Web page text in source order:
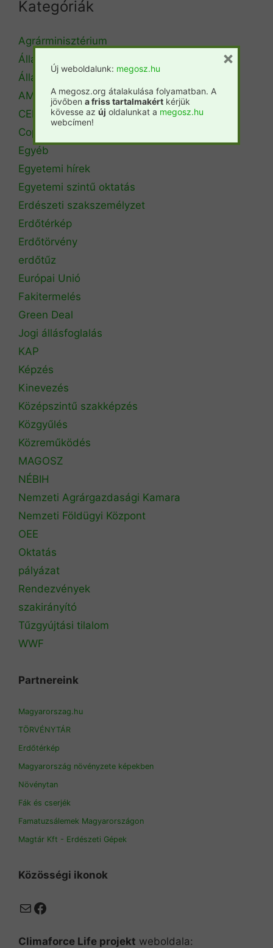
Kategóriák
Agrárminisztérium
Állásbörze
Álláshirdetés
AM Erdőrendezési Főosztály
CEPF
Copa Cogeca
Egyéb
Egyetemi hírek
Egyetemi szintű oktatás
Erdészeti szakszemélyzet
Erdőtérkép
Erdőtörvény
erdőtűz
Európai Unió
Fakitermelés
Green Deal
Jogi állásfoglalás
KAP
Képzés
Kinevezés
Középszintű szakképzés
Közgyűlés
Közreműködés
MAGOSZ
NÉBIH
Nemzeti Agrárgazdasági Kamara
Nemzeti Földügyi Központ
OEE
Oktatás
pályázat
Rendezvények
szakirányító
Tűzgyújtási tilalom
WWF
Partnereink
Magyarorszag.hu
TÖRVÉNYTÁR
Erdőtérkép
Magyarország növényzete képekben
Növénytan
Fák és cserjék
Famatuzsálemek Magyarországon
Magtár Kft - Erdészeti Gépek
Közösségi ikonok
MailFacebook
Climaforce Life projekt weboldala:
Új weboldalunk: megosz.hu
A megosz.org átalakulása folyamatban. A
jövőben a friss tartalmakért kérjük
kövesse az új oldalunkat a megosz.hu
webcímen!
×